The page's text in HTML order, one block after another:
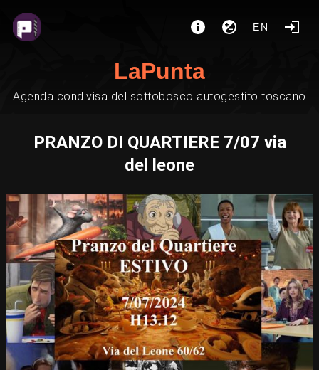
EN
LaPunta
Agenda condivisa del sottobosco autogestito toscano
PRANZO DI QUARTIERE 7/07 via
del leone